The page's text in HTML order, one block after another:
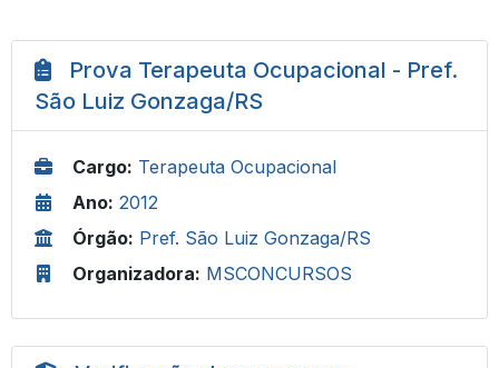
Prova Terapeuta Ocupacional - Pref.
São Luiz Gonzaga/RS
Cargo: Terapeuta Ocupacional
Ano: 2012
Órgão: Pref. São Luiz Gonzaga/RS
Organizadora: MSCONCURSOS